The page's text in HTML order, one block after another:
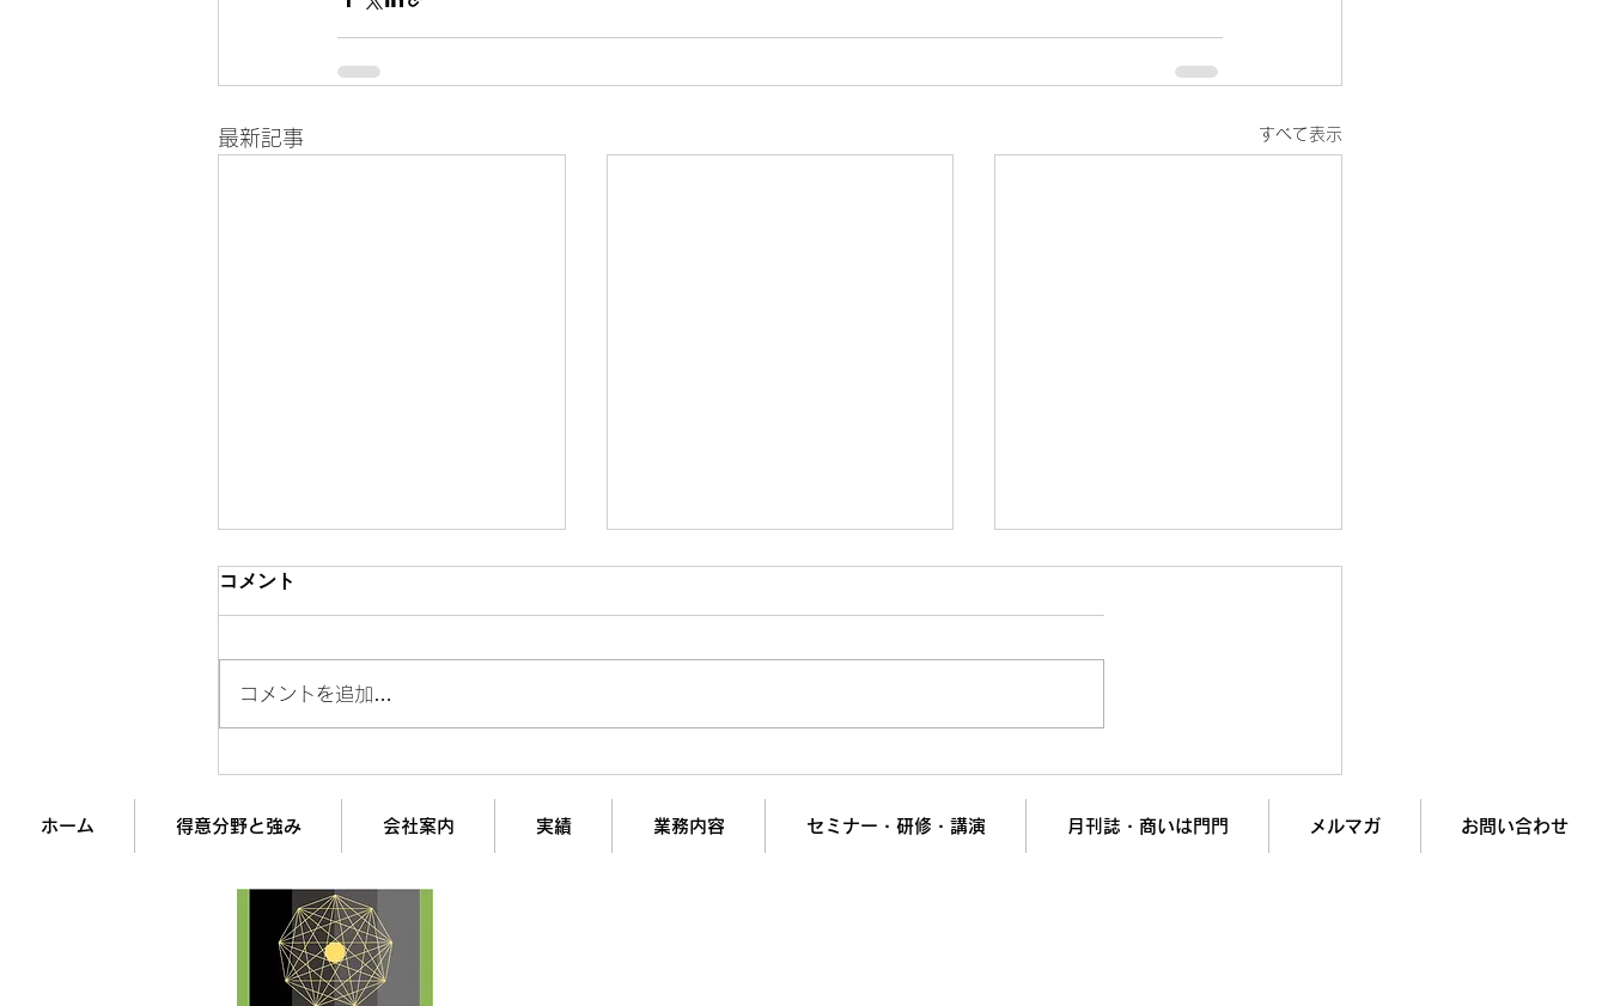
最新記事 すべて表示
わる話、正直バカにしてまし
た
割が勘違いしている“成長の
階段”を徹底解剖
者”!? 成功した社長ほど危険
な落とし穴
コメント
コメントを追加…
ホーム 得意分野と強み 会社案内 実績 業務内容 セミナー・研修・講演 月刊誌・商いは門門 メルマガ お問い合わせ